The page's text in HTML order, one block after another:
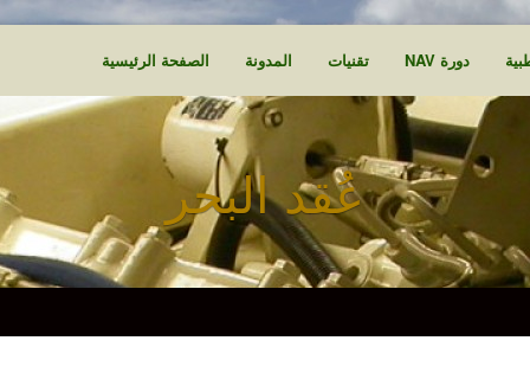
الصفحة الرئيسية المدونة تقنيات دورة NAV
عُقد البحر